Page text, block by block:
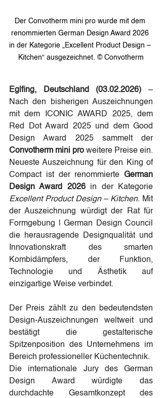
Der Convotherm mini pro wurde mit dem
renommierten German Design Award 2026
in der Kategorie „Excellent Product Design –
Kitchen“ ausgezeichnet. © Convotherm
Eglfing, Deutschland (03.02.2026) –
Nach den bisherigen Auszeichnungen
mit dem ICONIC AWARD 2025, dem
Red Dot Award 2025 und dem Good
Design Award 2025 sammelt der
Convotherm mini pro weitere Preise ein.
Neueste Auszeichnung für den King of
Compact ist der renommierte German
Design Award 2026
Excellent Product Design – Kitchen. Mit
der Auszeichnung würdigt der Rat für
Formgebung | German Design Council
die herausragende Designqualität und
Innovationskraft des smarten
Kombidämpfers, der Funktion,
Technologie und Ästhetik auf
einzigartige Weise verbindet.
Der Preis zählt zu den bedeutendsten
Design-Auszeichnungen weltweit und
bestätigt die gestalterische
Spitzenposition des Unternehmens im
Bereich professioneller Küchentechnik.
Die internationale Jury des German
Design Award würdigte das
durchdachte Gesamtkonzept des